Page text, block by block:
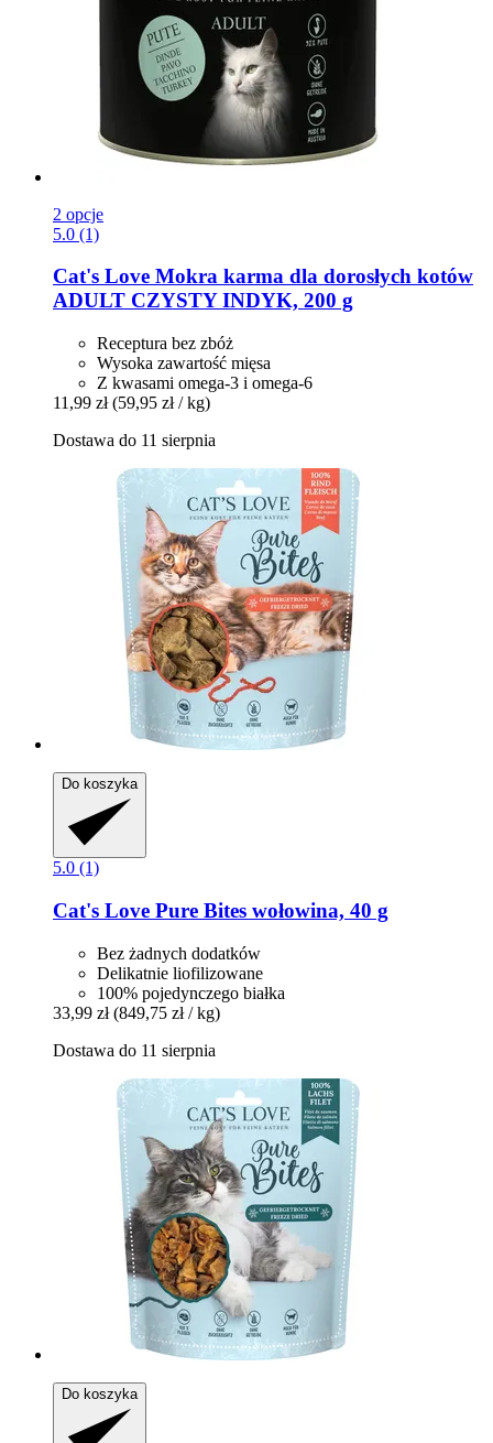
2 opcje
5.0 (1)
Cat's Love Mokra karma dla dorosłych kotów
ADULT CZYSTY INDYK, 200 g
Receptura bez zbóż
Wysoka zawartość mięsa
Z kwasami omega-3 i omega-6
11,99 zł (59,95 zł / kg)
Dostawa do 11 sierpnia
Do koszyka
5.0 (1)
Cat's Love Pure Bites wołowina, 40 g
Bez żadnych dodatków
Delikatnie liofilizowane
100% pojedynczego białka
33,99 zł (849,75 zł / kg)
Dostawa do 11 sierpnia
Do koszyka